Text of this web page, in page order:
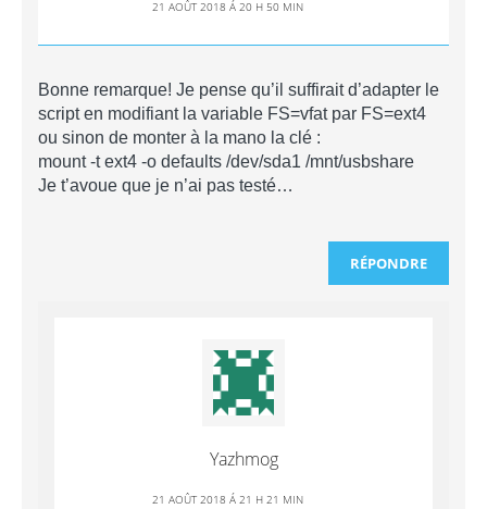
21 AOÛT 2018 Á 20 H 50 MIN
Bonne remarque! Je pense qu’il suffirait d’adapter le
script en modifiant la variable FS=vfat par FS=ext4
ou sinon de monter à la mano la clé :
mount -t ext4 -o defaults /dev/sda1 /mnt/usbshare
Je t’avoue que je n’ai pas testé…
RÉPONDRE
Yazhmog
21 AOÛT 2018 Á 21 H 21 MIN